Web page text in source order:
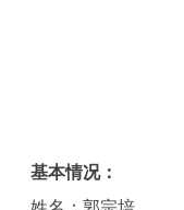
基本情况：